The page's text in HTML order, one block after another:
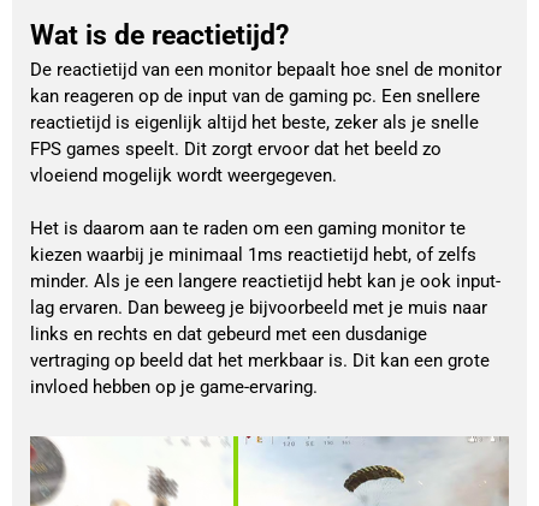
Wat is de reactietijd?
De reactietijd van een monitor bepaalt hoe snel de monitor
kan reageren op de input van de gaming pc. Een snellere
reactietijd is eigenlijk altijd het beste, zeker als je snelle
FPS games speelt. Dit zorgt ervoor dat het beeld zo
vloeiend mogelijk wordt weergegeven.
Het is daarom aan te raden om een gaming monitor te
kiezen waarbij je minimaal 1ms reactietijd hebt, of zelfs
minder. Als je een langere reactietijd hebt kan je ook input-
lag ervaren. Dan beweeg je bijvoorbeeld met je muis naar
links en rechts en dat gebeurd met een dusdanige
vertraging op beeld dat het merkbaar is. Dit kan een grote
invloed hebben op je game-ervaring.